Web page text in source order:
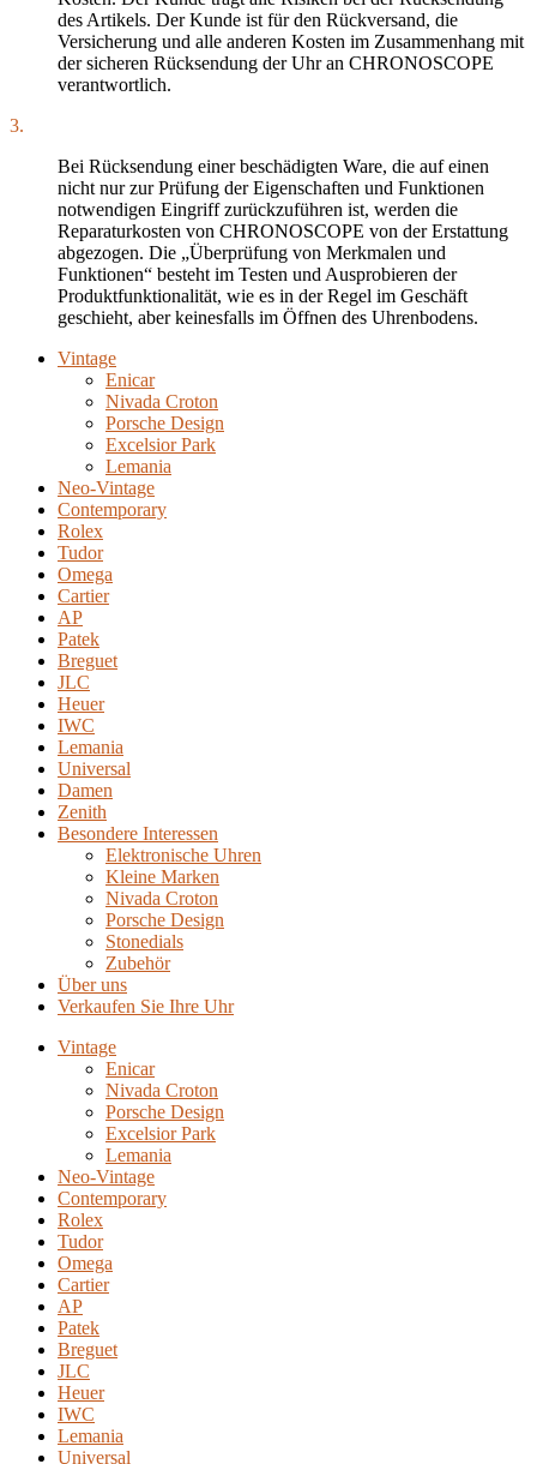
des Artikels. Der Kunde ist für den Rückversand, die
Versicherung und alle anderen Kosten im Zusammenhang mit
der sicheren Rücksendung der Uhr an CHRONOSCOPE
verantwortlich.
3.
Bei Rücksendung einer beschädigten Ware, die auf einen
nicht nur zur Prüfung der Eigenschaften und Funktionen
notwendigen Eingriff zurückzuführen ist, werden die
Reparaturkosten von CHRONOSCOPE von der Erstattung
abgezogen. Die „Überprüfung von Merkmalen und
Funktionen“ besteht im Testen und Ausprobieren der
Produktfunktionalität, wie es in der Regel im Geschäft
geschieht, aber keinesfalls im Öffnen des Uhrenbodens.
Vintage
Enicar
Nivada Croton
Porsche Design
Excelsior Park
Lemania
Neo-Vintage
Contemporary
Rolex
Tudor
Omega
Cartier
AP
Patek
Breguet
JLC
Heuer
IWC
Lemania
Universal
Damen
Zenith
Besondere Interessen
Elektronische Uhren
Kleine Marken
Nivada Croton
Porsche Design
Stonedials
Zubehör
Über uns
Verkaufen Sie Ihre Uhr
Vintage
Enicar
Nivada Croton
Porsche Design
Excelsior Park
Lemania
Neo-Vintage
Contemporary
Rolex
Tudor
Omega
Cartier
AP
Patek
Breguet
JLC
Heuer
IWC
Lemania
Universal